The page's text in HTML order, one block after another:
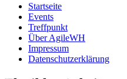
Startseite
Events
Treffpunkt
Über AgileWH
Impressum
Datenschutzerklärung